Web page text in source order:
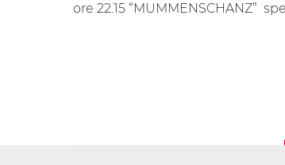
ore 22.15 “MUMMENSCHANZ”